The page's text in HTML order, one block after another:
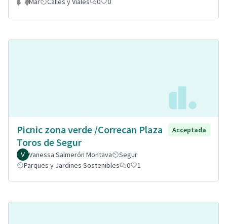
Picnic zona verde /Correcan Plaza
Toros de Segur
Acceptada
Vanessa Salmerón Montava
Segur
Parques y Jardines Sostenibles
0 1